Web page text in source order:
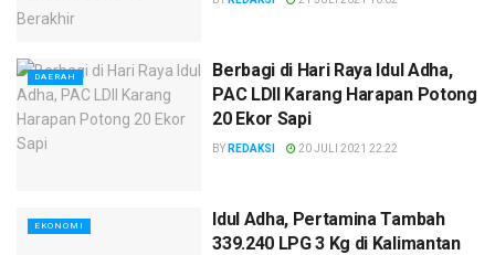
DAERAH
Berbagi di Hari Raya Idul Adha,
PAC LDII Karang Harapan Potong
20 Ekor Sapi
BY REDAKSI 20 JULI 2021 22:22
EKONOMI
Idul Adha, Pertamina Tambah
339.240 LPG 3 Kg di Kalimantan